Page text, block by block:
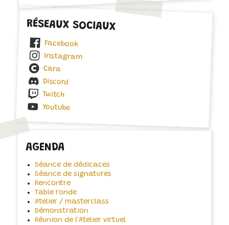
RÉSEAUX SOCIAUX
Facebook
Instagram
Cara
Discord
Twitch
Youtube
AGENDA
Séance de dédicaces
Séance de signatures
Rencontre
Table ronde
Atelier / masterclass
Démonstration
Réunion de l'Atelier virtuel